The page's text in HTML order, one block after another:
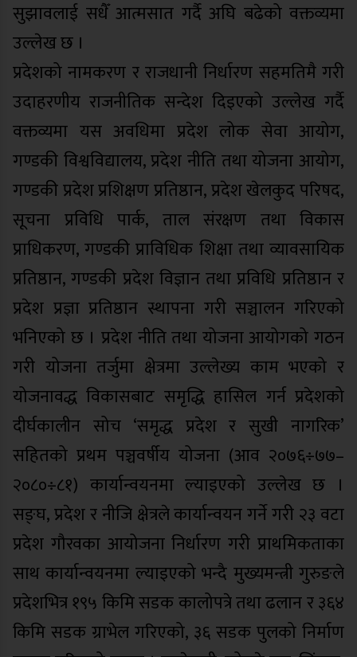
सुझावलाई सधैँ आत्मसात गर्दै अघि बढेको वक्तव्यमा
उल्लेख छ ।
प्रदेशको नामकरण र राजधानी निर्धारण सहमतिमै गरी
उदाहरणीय राजनीतिक सन्देश दिइएको उल्लेख गर्दै
वक्तव्यमा यस अवधिमा प्रदेश लोक सेवा आयोग,
गण्डकी विश्वविद्यालय, प्रदेश नीति तथा योजना आयोग,
गण्डकी प्रदेश प्रशिक्षण प्रतिष्ठान, प्रदेश खेलकुद परिषद,
सूचना प्रविधि पार्क, ताल संरक्षण तथा विकास
प्राधिकरण, गण्डकी प्राविधिक शिक्षा तथा व्यावसायिक
प्रतिष्ठान, गण्डकी प्रदेश विज्ञान तथा प्रविधि प्रतिष्ठान र
प्रदेश प्रज्ञा प्रतिष्ठान स्थापना गरी सञ्चालन गरिएको
भनिएको छ । प्रदेश नीति तथा योजना आयोगको गठन
गरी योजना तर्जुमा क्षेत्रमा उल्लेख्य काम भएको र
योजनावद्ध विकासबाट समृद्धि हासिल गर्न प्रदेशको
दीर्घकालीन सोच ‘समृद्ध प्रदेश र सुखी नागरिक’
सहितको प्रथम पञ्चवर्षीय योजना (आव २०७६÷७७–
२०८०÷८१) कार्यान्वयनमा ल्याइएको उल्लेख छ ।
सङ्घ, प्रदेश र नीजि क्षेत्रले कार्यान्वयन गर्ने गरी २३ वटा
प्रदेश गौरवका आयोजना निर्धारण गरी प्राथमिकताका
साथ कार्यान्वयनमा ल्याइएको भन्दै मुख्यमन्त्री गुरुङले
प्रदेशभित्र १९५ किमि सडक कालोपत्रे तथा ढलान र ३६४
किमि सडक ग्राभेल गरिएको, ३६ सडक पुलको निर्माण